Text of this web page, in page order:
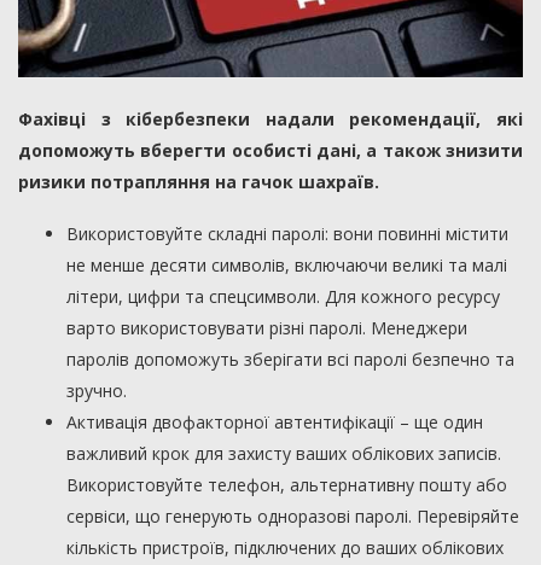
Фахівці з кібербезпеки надали рекомендації, які
допоможуть вберегти особисті дані, а також знизити
ризики потрапляння на гачок шахраїв.
Використовуйте складні паролі: вони повинні містити
не менше десяти символів, включаючи великі та малі
літери, цифри та спецсимволи. Для кожного ресурсу
варто використовувати різні паролі. Менеджери
паролів допоможуть зберігати всі паролі безпечно та
зручно.
Активація двофакторної автентифікації – ще один
важливий крок для захисту ваших облікових записів.
Використовуйте телефон, альтернативну пошту або
сервіси, що генерують одноразові паролі. Перевіряйте
кількість пристроїв, підключених до ваших облікових